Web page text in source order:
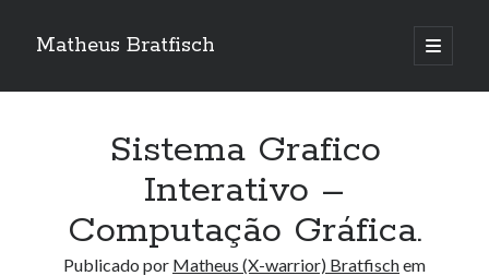
Matheus Bratfisch
abrir
o
Barra
dezembro 2010
T Q Q S S D
Sistema Grafico
Interativo –
Computação Gráfica.
Publicado por Matheus (X-warrior) Bratfischem